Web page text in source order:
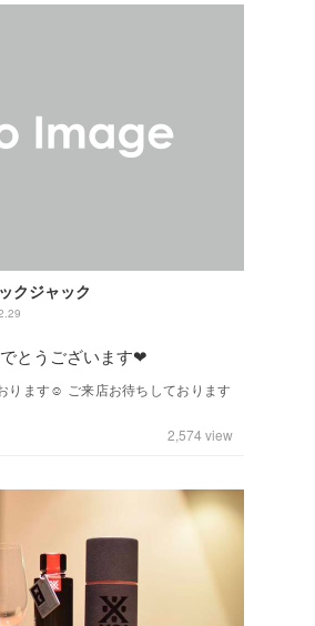
クジャック
とうございます❤
ります☺️ ご来店お待ちしております
2,574 view